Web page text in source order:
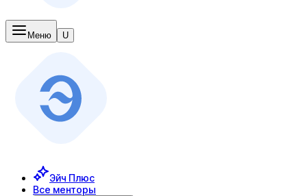
Меню U
Эйч Плюс
Все менторы